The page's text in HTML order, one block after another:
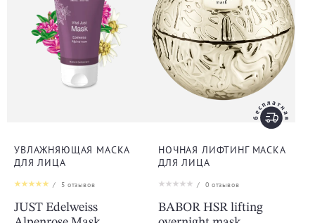
УВЛАЖНЯЮЩАЯ МАСКА
ДЛЯ ЛИЦА
/ 5 отзывов
JUST Edelweiss
НОЧНАЯ ЛИФТИНГ МАСКА
ДЛЯ ЛИЦА
/ 0 отзывов
BABOR HSR lifting